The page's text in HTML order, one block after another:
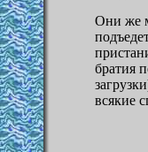
Они же
братия
всякие